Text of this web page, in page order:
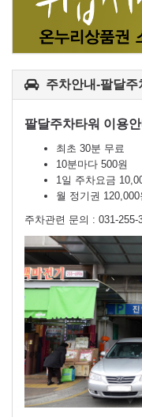
주차안내-팔달주
팔달주차타워 이용안
최초 30분 무료
10분마다 500원
1일 주차요금
월 정기권 120,000
주차관련 문의 : 031-255-